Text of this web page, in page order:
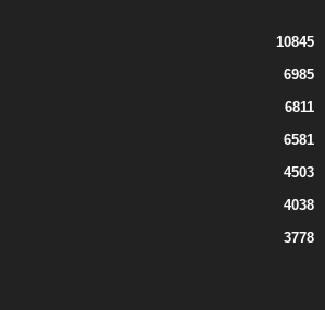
10845
6985
6811
6581
4503
4038
3778